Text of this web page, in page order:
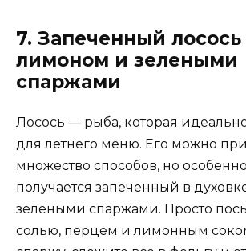
7. Запеченный лосось
лимоном и зелеными
спаржами
Лосось — рыба, которая
для летнего меню. Его можно
множество способов, но
получается запеченный в
зелеными спаржами. Просто
солью, перцем и лимонным